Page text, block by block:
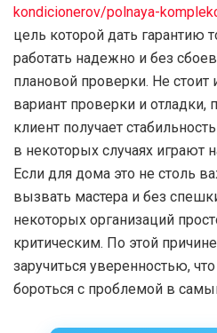
kondicionerov/polnaya-
цель которой дать гарантию
работать надежно и без
плановой проверки. Не
вариант проверки и отладки,
клиент получает
в некоторых случаях
Если для дома это не столь
вызвать мастера и без
некоторых организаций
критическим. По этой
заручиться уверенностью,
бороться с проблемой в